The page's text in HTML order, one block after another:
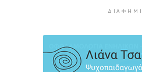
Κυριακής, 9 Αυγούστου
13 ώρες πρίν